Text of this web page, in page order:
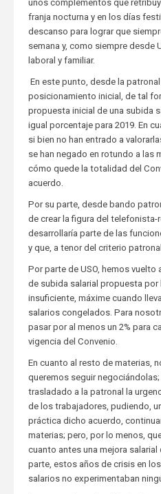
unos complementos que
franja nocturna y en los días
descanso para lograr que
semana y, como siempre desde
laboral y familiar.
En este punto, desde la
posicionamiento inicial, de tal
propuesta inicial de una subida
igual porcentaje para 2019. En
si bien no han entrado a
se han negado en rotundo a las
cómo quede la totalidad del
acuerdo.
Por su parte, desde bando
de crear la figura del
desarrollaría parte de las
y que, a tenor del criterio
Por parte de USO, hemos vuelto
de subida salarial propuesta por
insuficiente, máxime cuando
salarios congelados. Para
pasar por al menos un 2% para
vigencia del Convenio.
En cuanto al resto de materias,
queremos seguir
trasladado a la patronal la
de los trabajadores, pudiendo,
práctica dicho acuerdo,
materias; pero, por lo menos,
cuanto antes una mejora salarial
parte, estos años de crisis en
salarios no experimentaban